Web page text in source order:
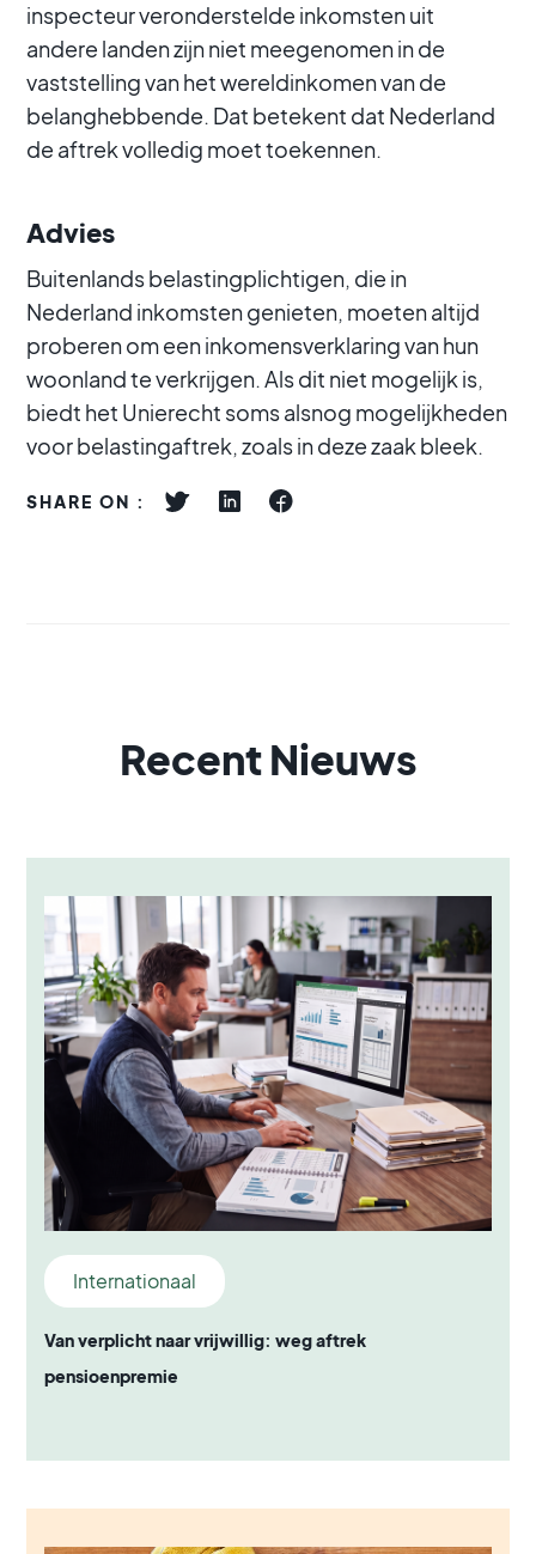
inspecteur veronderstelde inkomsten uit
andere landen zijn niet meegenomen in de
vaststelling van het wereldinkomen van de
belanghebbende. Dat betekent dat Nederland
de aftrek volledig moet toekennen.
Advies
Buitenlands belastingplichtigen, die in
Nederland inkomsten genieten, moeten altijd
proberen om een inkomensverklaring van hun
woonland te verkrijgen. Als dit niet mogelijk is,
biedt het Unierecht soms alsnog mogelijkheden
voor belastingaftrek, zoals in deze zaak bleek.
SHARE ON :
Recent Nieuws
Internationaal
Van verplicht naar vrijwillig: weg aftrek
pensioenpremie